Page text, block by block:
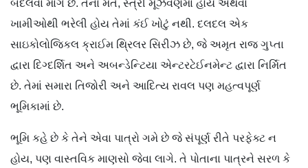
બદલવા માંગે છે. તેના મતે, સ્ત્રી મૂંઝવણમાં હોય અથવા
ખામીઓથી ભરેલી હોય તેમાં કંઈ ખોટું નથી. દલદલ એક
સાઇકોલોજિકલ ક્રાઈમ થ્રિલર સિરીઝ છે, જે અમૃત રાજ ગુપ્તા
દ્વારા દિગ્દર્શિત અને અબન્ડેન્ટિયા એન્ટરટેઈનમેન્ટ દ્વારા નિર્મિત
છે. તેમાં સમારા તિજોરી અને આદિત્ય રાવલ પણ મહત્વપૂર્ણ
ભૂમિકામાં છે.
ભૂમિ કહે છે કે તેને એવા પાત્રો ગમે છે જે સંપૂર્ણ રીતે પરફેક્ટ ન
હોય, પણ વાસ્તવિક માણસો જેવા લાગે. તે પોતાના પાત્રને સરળ કે